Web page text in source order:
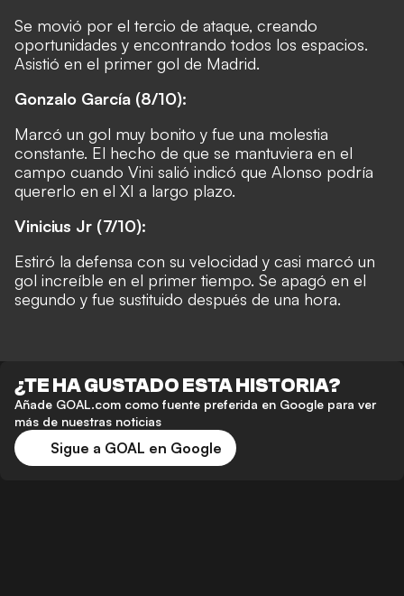
Se movió por el tercio de ataque, creando
oportunidades y encontrando todos los espacios.
Asistió en el primer gol de Madrid.
Gonzalo García (8/10):
Marcó un gol muy bonito y fue una molestia
constante. El hecho de que se mantuviera en el
campo cuando Vini salió indicó que Alonso podría
quererlo en el XI a largo plazo.
Vinicius Jr (7/10):
Estiró la defensa con su velocidad y casi marcó un
gol increíble en el primer tiempo. Se apagó en el
segundo y fue sustituido después de una hora.
¿TE HA GUSTADO ESTA HISTORIA?
Añade GOAL.com como fuente preferida en Google para ver
más de nuestras noticias
Sigue a GOAL en Google